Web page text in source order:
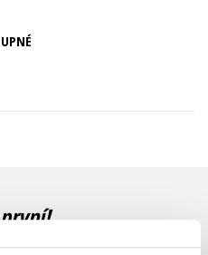
tituly
na jaké zboží je výhodná